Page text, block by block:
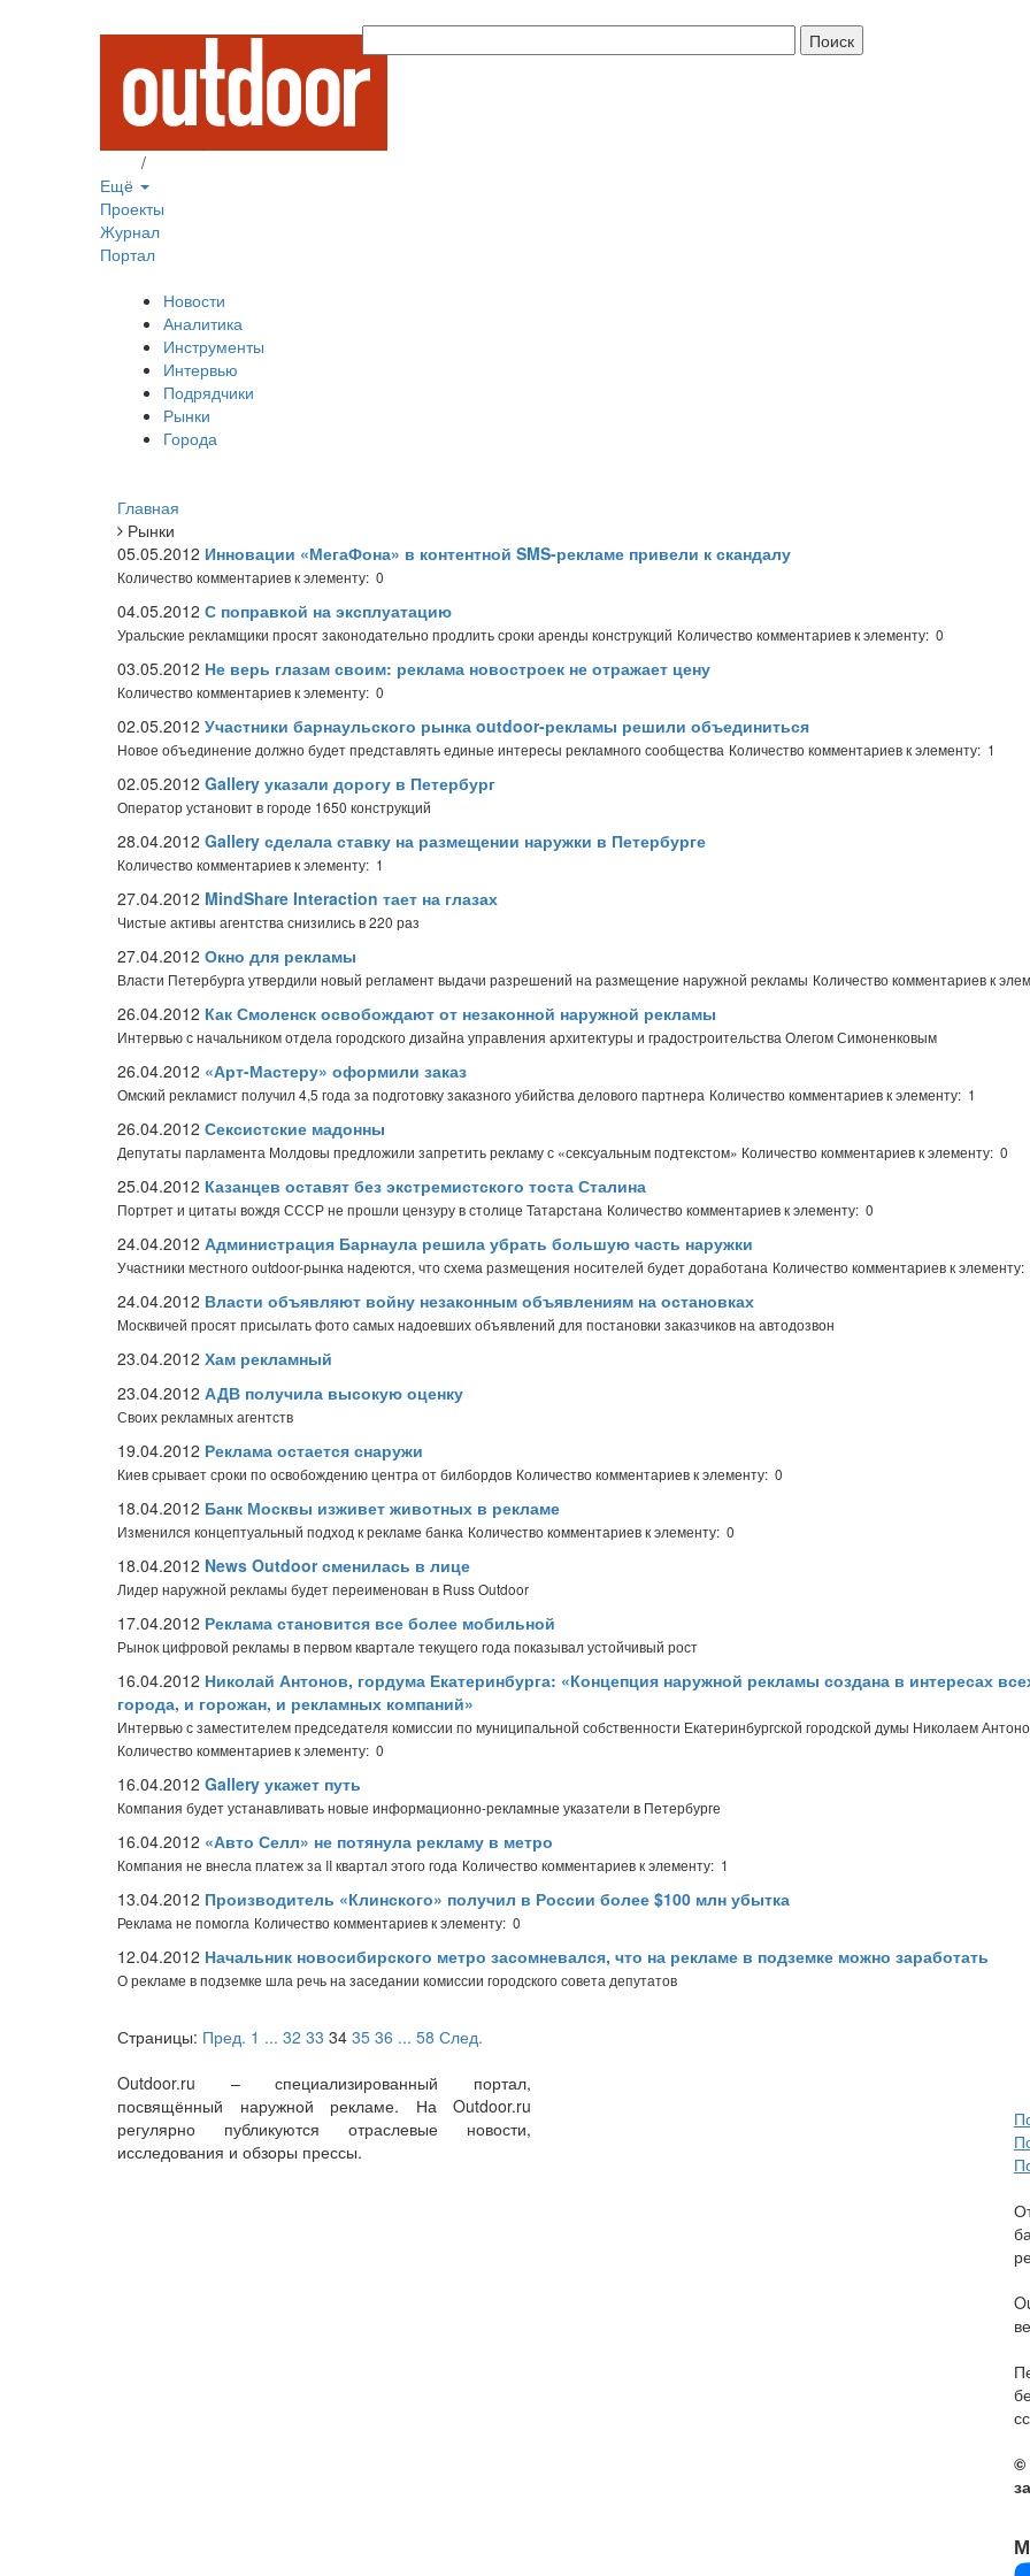
/
Ещё
Проекты
Журнал
Портал
Новости
Аналитика
Инструменты
Интервью
Подрядчики
Рынки
Города
Главная
Рынки
05.05.2012 Инновации «МегаФона» в контентной SMS-рекламе привели к скандалу
Количество комментариев к элементу: 0
04.05.2012 С поправкой на эксплуатацию
Уральские рекламщики просят законодательно продлить сроки аренды конструкций Количество комментариев к элементу: 0
03.05.2012 Не верь глазам своим: реклама новостроек не отражает цену
Количество комментариев к элементу: 0
02.05.2012 Участники барнаульского рынка outdoor-рекламы решили объединиться
Новое объединение должно будет представлять единые интересы рекламного сообщества Количество комментариев к элементу: 1
02.05.2012 Gallery указали дорогу в Петербург
Оператор установит в городе 1650 конструкций
28.04.2012 Gallery сделала ставку на размещении наружки в Петербурге
Количество комментариев к элементу: 1
27.04.2012 MindShare Interaction тает на глазах
Чистые активы агентства снизились в 220 раз
27.04.2012 Окно для рекламы
Власти Петербурга утвердили новый регламент выдачи разрешений на размещение наружной рекламы Количество комментариев к
26.04.2012 Как Смоленск освобождают от незаконной наружной рекламы
Интервью с начальником отдела городского дизайна управления архитектуры и градостроительства Олегом Симоненковым
26.04.2012 «Арт-Мастеру» оформили заказ
Омский рекламист получил 4,5 года за подготовку заказного убийства делового партнера Количество комментариев к элементу: 1
26.04.2012 Сексистские мадонны
Депутаты парламента Молдовы предложили запретить рекламу с «сексуальным подтекстом» Количество комментариев к элементу: 0
25.04.2012 Казанцев оставят без экстремистского тоста Сталина
Портрет и цитаты вождя СССР не прошли цензуру в столице Татарстана Количество комментариев к элементу: 0
24.04.2012 Администрация Барнаула решила убрать большую часть наружки
Участники местного outdoor-рынка надеются, что схема размещения носителей будет доработана Количество комментариев к элементу:
24.04.2012 Власти объявляют войну незаконным объявлениям на остановках
Москвичей просят присылать фото самых надоевших объявлений для постановки заказчиков на автодозвон
23.04.2012 Хам рекламный
23.04.2012 АДВ получила высокую оценку
Своих рекламных агентств
19.04.2012 Реклама остается снаружи
Киев срывает сроки по освобождению центра от билбордов Количество комментариев к элементу: 0
18.04.2012 Банк Москвы изживет животных в рекламе
Изменился концептуальный подход к рекламе банка Количество комментариев к элементу: 0
18.04.2012 News Outdoor сменилась в лице
Лидер наружной рекламы будет переименован в Russ Outdoor
17.04.2012 Реклама становится все более мобильной
Рынок цифровой рекламы в первом квартале текущего года показывал устойчивый рост
16.04.2012 Николай Антонов, гордума Екатеринбурга: «Концепция наружной рекламы создана в интересах
города, и горожан, и рекламных компаний»
Интервью с заместителем председателя комиссии по муниципальной собственности Екатеринбургской городской думы Николаем
Количество комментариев к элементу: 0
16.04.2012 Gallery укажет путь
Компания будет устанавливать новые информационно-рекламные указатели в Петербурге
16.04.2012 «Авто Селл» не потянула рекламу в метро
Компания не внесла платеж за II квартал этого года Количество комментариев к элементу: 1
13.04.2012 Производитель «Клинского» получил в России более $100 млн убытка
Реклама не помогла Количество комментариев к элементу: 0
12.04.2012 Начальник новосибирского метро засомневался, что на рекламе в подземке можно заработать
О рекламе в подземке шла речь на заседании комиссии городского совета депутатов
Страницы: Пред. 1 ... 32 33 34 35 36 ... 58 След.
Outdoor.ru – специализированный портал,
посвящённый наружной рекламе. На Outdoor.ru
регулярно публикуются отраслевые новости,
исследования и обзоры прессы.